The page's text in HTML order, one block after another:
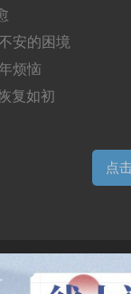
安的困境
烦恼
复如初
点